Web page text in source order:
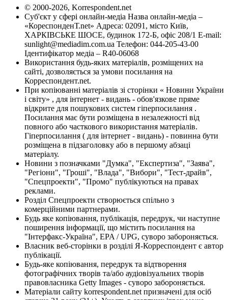
© 2000-2026, Korrespondent.net
Суб'єкт у сфері онлайн-медіа Назва онлайн-медіа –
«КореспонденТ.net» Адреса: 02091, місто Київ,
ХАРКІВСЬКЕ ШОСЕ, будинок 172-Б, офіс 208/1 E-mail:
sunlight@mediadim.com.ua Телефон: 044-205-43-00
Ідентифікатор медіа – R40-06068
Використання будь-яких матеріалів, розміщених на
сайті, дозволяється за умови посилання на
Корреспондент.net.
При копіюванні матеріалів зі сторінки « Новини України
і світу» , для інтернет - видань - обов'язкове пряме
відкрите для пошукових систем гіперпосилання .
Посилання має бути розміщена в незалежності від
повного або часткового використання матеріалів.
Гіперпосилання ( для інтернет - видань) - повинна бути
розміщена в підзаголовку або в першому абзаці
матеріалу.
Новини з позначками "Думка", "Експертиза", "Заява",
"Регіони", "Гроші", "Влада", "Вибори", "Тест-драйв",
"Спецпроекти", "Промо" публікуються на правах
реклами.
Розділ Спецпроекти створюється спільно з
комерційними партнерами.
Будь яке копіювання, публікація, передрук, чи наступне
поширення інформації, що містить посилання на
"Інтерфакс-Україна", EPA / UPG, суворо забороняється.
Власник веб-сторінки в розділі Я-Корреспондент є автор
публікації.
Будь-яке копіювання, передрук та відтворення
фотографічних творів та/або аудіовізуальних творів
правовласника Getty Images - суворо забороняється.
Матеріали сайту korrespondent.net призначені для осіб